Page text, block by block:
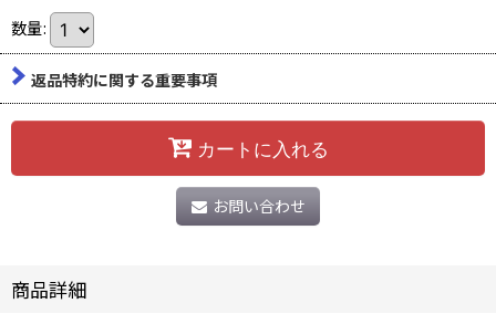
数量:
返品特約に関する重要事項
カートに入れる
お問い合わせ
商品詳細